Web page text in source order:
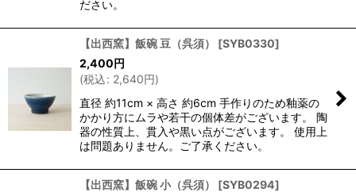
ださい。
【出西窯】飯碗 豆（呉須） [SYB0330]
2,400円
(税込: 2,640円)
直径 約11cm × 高さ 約6cm 手作りのため釉薬の
かかり方にムラや若干の個体差がございます。 陶
器の性質上、貫入や黒い点がございます。 使用上
は問題ありません。ご了承ください。
【出西窯】飯碗 小（呉須） [SYB0294]